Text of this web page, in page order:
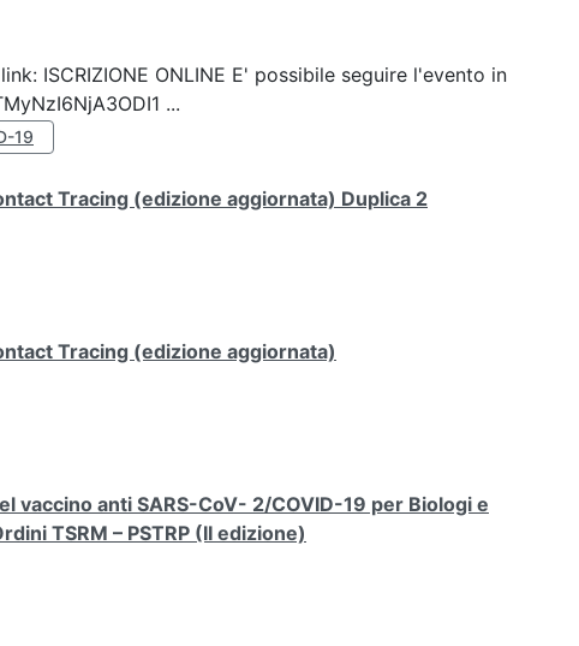
ISCRIZIONE ONLINE E' possibile seguire l'evento in
...
19
Tracing (edizione aggiornata) Duplica 2
Tracing (edizione aggiornata)
vaccino anti SARS-CoV- 2/COVID-19 per Biologi e
TSRM – PSTRP (II edizione)